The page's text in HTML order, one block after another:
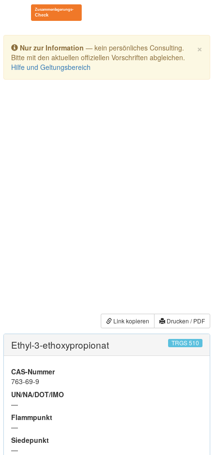
Toggle navigation
×
Nur zur Information — kein persönliches Consulting.
Bitte mit den aktuellen offiziellen Vorschriften abgleichen.
Hilfe und Geltungsbereich
Link kopieren Drucken / PDF
Ethyl-3-ethoxypropionat TRGS 510
CAS-Nummer
763-69-9
UN/NA/DOT/IMO
—
Flammpunkt
—
Siedepunkt
—